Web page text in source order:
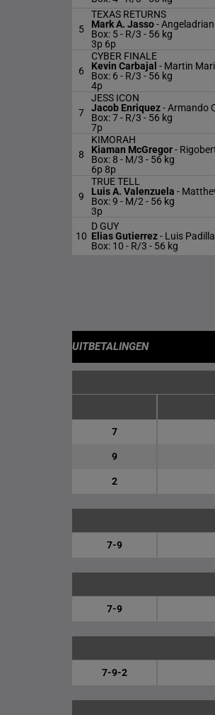
5
TEXAS RETURNS
Mark A. Jasso-
Box: 5 - R/3 - 56 kg
3p 6p
6
CYBER FINALE
Kevin Carbajal - Martin
Box: 6 - R/3 - 56 kg
4p
7
JESS ICON
Jacob Enriquez-Armando
Box: 7 - R/3 - 56 kg
7p
8
KIMORAH
Kiaman McGregor-
Box: 8 - M/3 - 56 kg
6p 8p
9
TRUE TELL
Luis A. Valenzuela -
Box: 9 - M/2 - 56 kg
3p
10
D GUY
Elias Gutierrez- Luis Padilla
Box: 10 - R/3 - 56 kg
UITBETALINGEN
7
9
2
7-9
7-9
7-9-2